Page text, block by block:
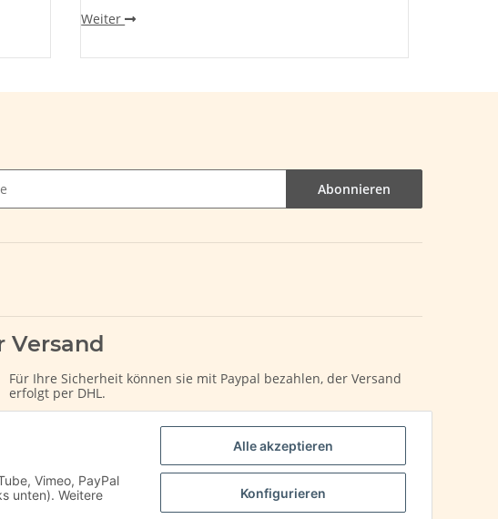
Weiter
Abonnieren
Versand
Für Ihre Sicherheit können sie mit Paypal bezahlen, der Versand
erfolgt per DHL.
Vimeo, PayPal
unten). Weitere
Alle akzeptieren
Konfigurieren